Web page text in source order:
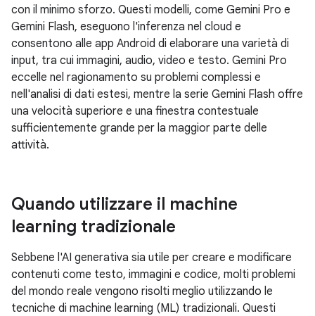
con il minimo sforzo. Questi modelli, come Gemini Pro e
Gemini Flash, eseguono l'inferenza nel cloud e
consentono alle app Android di elaborare una varietà di
input, tra cui immagini, audio, video e testo. Gemini Pro
eccelle nel ragionamento su problemi complessi e
nell'analisi di dati estesi, mentre la serie Gemini Flash offre
una velocità superiore e una finestra contestuale
sufficientemente grande per la maggior parte delle
attività.
Quando utilizzare il machine
learning tradizionale
Sebbene l'AI generativa sia utile per creare e modificare
contenuti come testo, immagini e codice, molti problemi
del mondo reale vengono risolti meglio utilizzando le
tecniche di machine learning (ML) tradizionali. Questi